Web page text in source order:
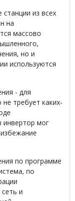
из всех
на
массово
но и
используются
- для
требует каких-
инвертор мог
по программе
по
и